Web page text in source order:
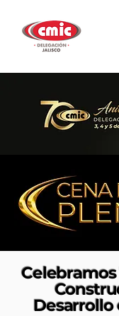
Desarrollo